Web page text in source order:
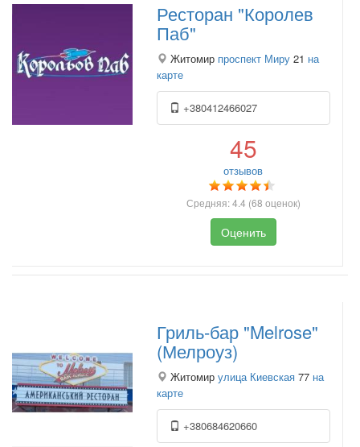
Ресторан "Королев
Паб"
Житомир проспект Миру 21 на
карте
+380412466027
45
отзывов
Средняя:4.4 (68 оценок)
Оценить
Гриль-бар "Melrose"
(Мелроуз)
Житомир улица Киевская 77 на
карте
+380684620660